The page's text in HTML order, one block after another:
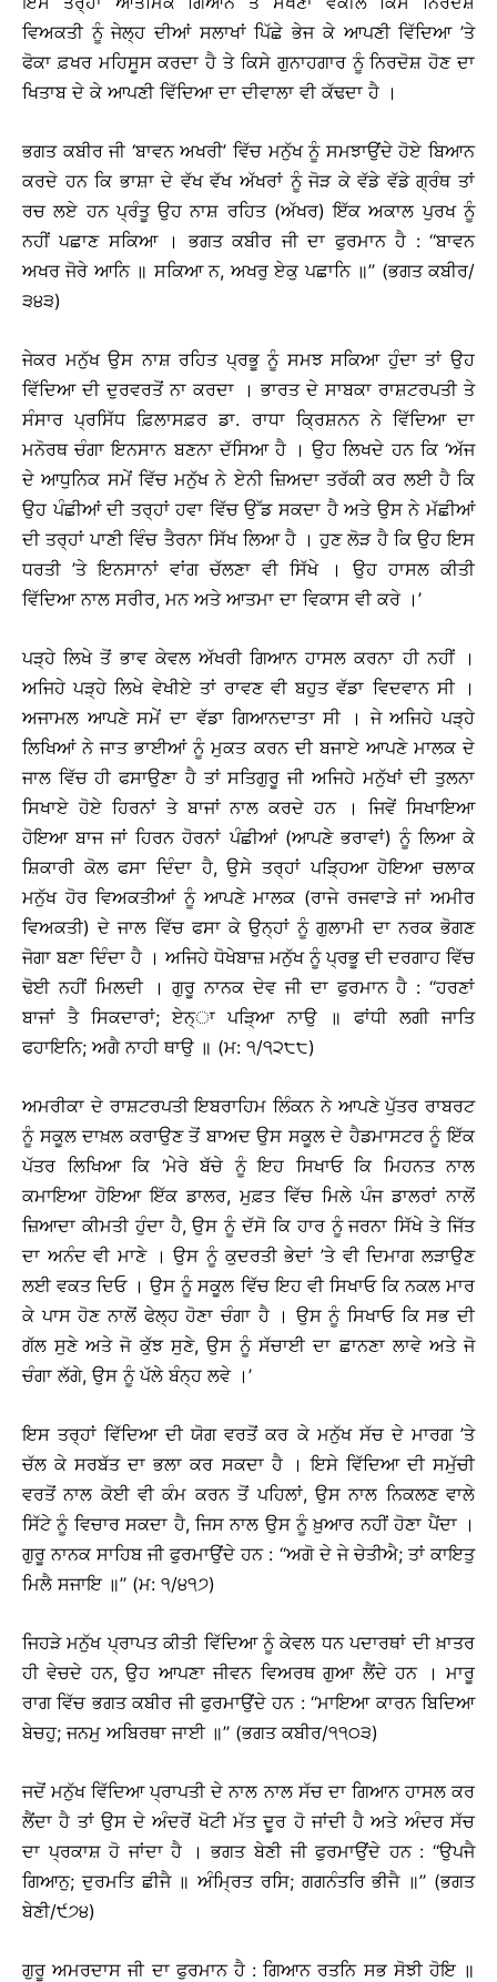
ਵਿਅਕਤੀ ਨੂੰ ਜੇਲ੍ਹ ਦੀਆਂ ਸਲਾਖਾਂ ਪਿੱਛੇ ਭੇਜ ਕੇ ਆਪਣੀ ਵਿੱਦਿਆ ’ਤੇ
ਫੋਕਾ ਫ਼ਖਰ ਮਹਿਸੂਸ ਕਰਦਾ ਹੈ ਤੇ ਕਿਸੇ ਗੁਨਾਹਗਾਰ ਨੂੰ ਨਿਰਦੋਸ਼ ਹੋਣ ਦਾ
ਖਿਤਾਬ ਦੇ ਕੇ ਆਪਣੀ ਵਿੱਦਿਆ ਦਾ ਦੀਵਾਲਾ ਵੀ ਕੱਢਦਾ ਹੈ ।
ਭਗਤ ਕਬੀਰ ਜੀ ‘ਬਾਵਨ ਅਖਰੀ’ ਵਿੱਚ ਮਨੁੱਖ ਨੂੰ ਸਮਝਾਉਂਦੇ ਹੋਏ ਬਿਆਨ
ਕਰਦੇ ਹਨ ਕਿ ਭਾਸ਼ਾ ਦੇ ਵੱਖ ਵੱਖ ਅੱਖਰਾਂ ਨੂੰ ਜੋੜ ਕੇ ਵੱਡੇ ਵੱਡੇ ਗ੍ਰੰਥ ਤਾਂ
ਰਚ ਲਏ ਹਨ ਪ੍ਰੰਤੂ ਉਹ ਨਾਸ਼ ਰਹਿਤ (ਅੱਖਰ) ਇੱਕ ਅਕਾਲ ਪੁਰਖ ਨੂੰ
ਨਹੀਂ ਪਛਾਣ ਸਕਿਆ । ਭਗਤ ਕਬੀਰ ਜੀ ਦਾ ਫੁਰਮਾਨ ਹੈ : ‘‘ਬਾਵਨ
ਅਖਰ ਜੋਰੇ ਆਨਿ ॥ ਸਕਿਆ ਨ, ਅਖਰੁ ਏਕੁ ਪਛਾਨਿ ॥’’ (ਭਗਤ ਕਬੀਰ/
੩੪੩)
ਜੇਕਰ ਮਨੁੱਖ ਉਸ ਨਾਸ਼ ਰਹਿਤ ਪ੍ਰਭੂ ਨੂੰ ਸਮਝ ਸਕਿਆ ਹੁੰਦਾ ਤਾਂ ਉਹ
ਵਿੱਦਿਆ ਦੀ ਦੁਰਵਰਤੋਂ ਨਾ ਕਰਦਾ । ਭਾਰਤ ਦੇ ਸਾਬਕਾ ਰਾਸ਼ਟਰਪਤੀ ਤੇ
ਸੰਸਾਰ ਪ੍ਰਸਿੱਧ ਫ਼ਿਲਾਸਫ਼ਰ ਡਾ. ਰਾਧਾ ਕ੍ਰਿਸ਼ਨਨ ਨੇ ਵਿੱਦਿਆ ਦਾ
ਮਨੋਰਥ ਚੰਗਾ ਇਨਸਾਨ ਬਣਨਾ ਦੱਸਿਆ ਹੈ । ਉਹ ਲਿਖਦੇ ਹਨ ਕਿ ‘ਅੱਜ
ਦੇ ਆਧੁਨਿਕ ਸਮੇਂ ਵਿੱਚ ਮਨੁੱਖ ਨੇ ਏਨੀ ਜ਼ਿਅਦਾ ਤਰੱਕੀ ਕਰ ਲਈ ਹੈ ਕਿ
ਉਹ ਪੰਛੀਆਂ ਦੀ ਤਰ੍ਹਾਂ ਹਵਾ ਵਿੱਚ ਉੱਡ ਸਕਦਾ ਹੈ ਅਤੇ ਉਸ ਨੇ ਮੱਛੀਆਂ
ਦੀ ਤਰ੍ਹਾਂ ਪਾਣੀ ਵਿੰਚ ਤੈਰਨਾ ਸਿੱਖ ਲਿਆ ਹੈ । ਹੁਣ ਲੋੜ ਹੈ ਕਿ ਉਹ ਇਸ
ਧਰਤੀ ’ਤੇ ਇਨਸਾਨਾਂ ਵਾਂਗ ਚੱਲਣਾ ਵੀ ਸਿੱਖੇ । ਉਹ ਹਾਸਲ ਕੀਤੀ
ਵਿੱਦਿਆ ਨਾਲ ਸਰੀਰ, ਮਨ ਅਤੇ ਆਤਮਾ ਦਾ ਵਿਕਾਸ ਵੀ ਕਰੇ ।’
ਪੜ੍ਹੇ ਲਿਖੇ ਤੋਂ ਭਾਵ ਕੇਵਲ ਅੱਖਰੀ ਗਿਆਨ ਹਾਸਲ ਕਰਨਾ ਹੀ ਨਹੀਂ ।
ਅਜਿਹੇ ਪੜ੍ਹੇ ਲਿਖੇ ਵੇਖੀਏ ਤਾਂ ਰਾਵਣ ਵੀ ਬਹੁਤ ਵੱਡਾ ਵਿਦਵਾਨ ਸੀ ।
ਅਜਾਮਲ ਆਪਣੇ ਸਮੇਂ ਦਾ ਵੱਡਾ ਗਿਆਨਦਾਤਾ ਸੀ । ਜੇ ਅਜਿਹੇ ਪੜ੍ਹੇ
ਲਿਖਿਆਂ ਨੇ ਜਾਤ ਭਾਈਆਂ ਨੂੰ ਮੁਕਤ ਕਰਨ ਦੀ ਬਜਾਏ ਆਪਣੇ ਮਾਲਕ ਦੇ
ਜਾਲ ਵਿੱਚ ਹੀ ਫਸਾਉਣਾ ਹੈ ਤਾਂ ਸਤਿਗੁਰੂ ਜੀ ਅਜਿਹੇ ਮਨੁੱਖਾਂ ਦੀ ਤੁਲਨਾ
ਸਿਖਾਏ ਹੋਏ ਹਿਰਨਾਂ ਤੇ ਬਾਜਾਂ ਨਾਲ ਕਰਦੇ ਹਨ । ਜਿਵੇਂ ਸਿਖਾਇਆ
ਹੋਇਆ ਬਾਜ ਜਾਂ ਹਿਰਨ ਹੋਰਨਾਂ ਪੰਛੀਆਂ (ਆਪਣੇ ਭਰਾਵਾਂ) ਨੂੰ ਲਿਆ ਕੇ
ਸ਼ਿਕਾਰੀ ਕੋਲ ਫਸਾ ਦਿੰਦਾ ਹੈ, ਉਸੇ ਤਰ੍ਹਾਂ ਪੜ੍ਹਿਆ ਹੋਇਆ ਚਲਾਕ
ਮਨੁੱਖ ਹੋਰ ਵਿਅਕਤੀਆਂ ਨੂੰ ਆਪਣੇ ਮਾਲਕ (ਰਾਜੇ ਰਜਵਾੜੇ ਜਾਂ ਅਮੀਰ
ਵਿਅਕਤੀ) ਦੇ ਜਾਲ ਵਿੱਚ ਫਸਾ ਕੇ ਉਨ੍ਹਾਂ ਨੂੰ ਗੁਲਾਮੀ ਦਾ ਨਰਕ ਭੋਗਣ
ਜੋਗਾ ਬਣਾ ਦਿੰਦਾ ਹੈ । ਅਜਿਹੇ ਧੋਖੇਬਾਜ਼ ਮਨੁੱਖ ਨੂੰ ਪ੍ਰਭੂ ਦੀ ਦਰਗਾਹ ਵਿੱਚ
ਢੋਈ ਨਹੀਂ ਮਿਲਦੀ । ਗੁਰੂ ਨਾਨਕ ਦੇਵ ਜੀ ਦਾ ਫੁਰਮਾਨ ਹੈ : ‘‘ਹਰਣਾਂ
ਬਾਜਾਂ ਤੈ ਸਿਕਦਾਰਾਂ; ਏਨ੍ਾ ਪੜਿ੍ਆ ਨਾਉ ॥ ਫਾਂਧੀ ਲਗੀ ਜਾਤਿ
ਫਹਾਇਨਿ; ਅਗੈ ਨਾਹੀ ਥਾਉ ॥ (ਮ: ੧/੧੨੮੮)
ਅਮਰੀਕਾ ਦੇ ਰਾਸ਼ਟਰਪਤੀ ਇਬਰਾਹਿਮ ਲਿੰਕਨ ਨੇ ਆਪਣੇ ਪੁੱਤਰ ਰਾਬਰਟ
ਨੂੰ ਸਕੂਲ ਦਾਖ਼ਲ ਕਰਾਉਣ ਤੋਂ ਬਾਅਦ ਉਸ ਸਕੂਲ ਦੇ ਹੈਡਮਾਸਟਰ ਨੂੰ ਇੱਕ
ਪੱਤਰ ਲਿਖਿਆ ਕਿ ‘ਮੇਰੇ ਬੱਚੇ ਨੂੰ ਇਹ ਸਿਖਾਓ ਕਿ ਮਿਹਨਤ ਨਾਲ
ਕਮਾਇਆ ਹੋਇਆ ਇੱਕ ਡਾਲਰ, ਮੁਫ਼ਤ ਵਿੱਚ ਮਿਲੇ ਪੰਜ ਡਾਲਰਾਂ ਨਾਲੋਂ
ਜ਼ਿਆਦਾ ਕੀਮਤੀ ਹੁੰਦਾ ਹੈ, ਉਸ ਨੂੰ ਦੱਸੋ ਕਿ ਹਾਰ ਨੂੰ ਜਰਨਾ ਸਿੱਖੇ ਤੇ ਜਿੱਤ
ਦਾ ਅਨੰਦ ਵੀ ਮਾਣੇ । ਉਸ ਨੂੰ ਕੁਦਰਤੀ ਭੇਦਾਂ ’ਤੇ ਵੀ ਦਿਮਾਗ ਲੜਾਉਣ
ਲਈ ਵਕਤ ਦਿਓ । ਉਸ ਨੂੰ ਸਕੂਲ ਵਿੱਚ ਇਹ ਵੀ ਸਿਖਾਓ ਕਿ ਨਕਲ ਮਾਰ
ਕੇ ਪਾਸ ਹੋਣ ਨਾਲੋਂ ਫੇਲ੍ਹ ਹੋਣਾ ਚੰਗਾ ਹੈ । ਉਸ ਨੂੰ ਸਿਖਾਓ ਕਿ ਸਭ ਦੀ
ਗੱਲ ਸੁਣੇ ਅਤੇ ਜੋ ਕੁੱਝ ਸੁਣੇ, ਉਸ ਨੂੰ ਸੱਚਾਈ ਦਾ ਛਾਨਣਾ ਲਾਵੇ ਅਤੇ ਜੋ
ਚੰਗਾ ਲੱਗੇ, ਉਸ ਨੂੰ ਪੱਲੇ ਬੰਨ੍ਹ ਲਵੇ ।’
ਇਸ ਤਰ੍ਹਾਂ ਵਿੱਦਿਆ ਦੀ ਯੋਗ ਵਰਤੋਂ ਕਰ ਕੇ ਮਨੁੱਖ ਸੱਚ ਦੇ ਮਾਰਗ ’ਤੇ
ਚੱਲ ਕੇ ਸਰਬੱਤ ਦਾ ਭਲਾ ਕਰ ਸਕਦਾ ਹੈ । ਇਸੇ ਵਿੱਦਿਆ ਦੀ ਸਮੁੱਚੀ
ਵਰਤੋਂ ਨਾਲ ਕੋਈ ਵੀ ਕੰਮ ਕਰਨ ਤੋਂ ਪਹਿਲਾਂ, ਉਸ ਨਾਲ ਨਿਕਲਣ ਵਾਲੇ
ਸਿੱਟੇ ਨੂੰ ਵਿਚਾਰ ਸਕਦਾ ਹੈ, ਜਿਸ ਨਾਲ ਉਸ ਨੂੰ ਖ਼ੁਆਰ ਨਹੀਂ ਹੋਣਾ ਪੈਂਦਾ ।
ਗੁਰੂ ਨਾਨਕ ਸਾਹਿਬ ਜੀ ਫੁਰਮਾਉਂਦੇ ਹਨ : ‘‘ਅਗੋ ਦੇ ਜੇ ਚੇਤੀਐ; ਤਾਂ ਕਾਇਤੁ
ਮਿਲੈ ਸਜਾਇ ॥’’ (ਮ: ੧/੪੧੭)
ਜਿਹੜੇ ਮਨੁੱਖ ਪ੍ਰਾਪਤ ਕੀਤੀ ਵਿੱਦਿਆ ਨੂੰ ਕੇਵਲ ਧਨ ਪਦਾਰਥਾਂ ਦੀ ਖ਼ਾਤਰ
ਹੀ ਵੇਚਦੇ ਹਨ, ਉਹ ਆਪਣਾ ਜੀਵਨ ਵਿਅਰਥ ਗੁਆ ਲੈਂਦੇ ਹਨ । ਮਾਰੂ
ਰਾਗ ਵਿੱਚ ਭਗਤ ਕਬੀਰ ਜੀ ਫੁਰਮਾਉਂਦੇ ਹਨ : ‘‘ਮਾਇਆ ਕਾਰਨ ਬਿਦਿਆ
ਬੇਚਹੁ; ਜਨਮੁ ਅਬਿਰਥਾ ਜਾਈ ॥’’ (ਭਗਤ ਕਬੀਰ/੧੧੦੩)
ਜਦੋਂ ਮਨੁੱਖ ਵਿੱਦਿਆ ਪ੍ਰਾਪਤੀ ਦੇ ਨਾਲ ਨਾਲ ਸੱਚ ਦਾ ਗਿਆਨ ਹਾਸਲ ਕਰ
ਲੈਂਦਾ ਹੈ ਤਾਂ ਉਸ ਦੇ ਅੰਦਰੋਂ ਖੋਟੀ ਮੱਤ ਦੂਰ ਹੋ ਜਾਂਦੀ ਹੈ ਅਤੇ ਅੰਦਰ ਸੱਚ
ਦਾ ਪ੍ਰਕਾਸ਼ ਹੋ ਜਾਂਦਾ ਹੈ । ਭਗਤ ਬੇਣੀ ਜੀ ਫੁਰਮਾਉਂਦੇ ਹਨ : ‘‘ਉਪਜੈ
ਗਿਆਨੁ; ਦੁਰਮਤਿ ਛੀਜੈ ॥ ਅੰਮਿ੍ਰਤ ਰਸਿ; ਗਗਨੰਤਰਿ ਭੀਜੈ ॥’’ (ਭਗਤ
ਬੇਣੀ/੯੭੪)
ਗੁਰੂ ਅਮਰਦਾਸ ਜੀ ਦਾ ਫੁਰਮਾਨ ਹੈ : ਗਿਆਨ ਰਤਨਿ ਸਭ ਸੋਝੀ ਹੋਇ ॥